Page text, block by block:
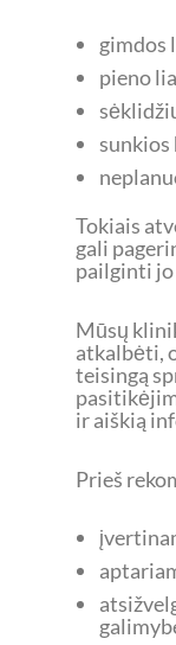
gimdos
pieno
sunkios
Tokiais
gali
pailginti jo
Mūsų
atkalbėti,
teisingą
ir aiškią
Prieš